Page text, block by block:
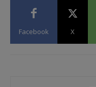
Facebook X